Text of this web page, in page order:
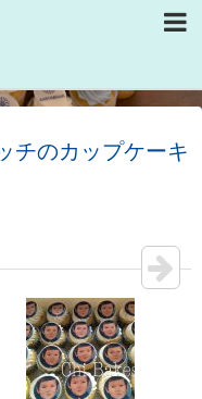
のカップケーキ